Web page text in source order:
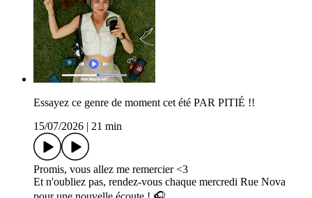
Essayez ce genre de moment cet été PAR PITIÉ !!
15/07/2026 | 21 min
Promis, vous allez me remercier <3
Et n'oubliez pas, rendez-vous chaque mercredi Rue Nova